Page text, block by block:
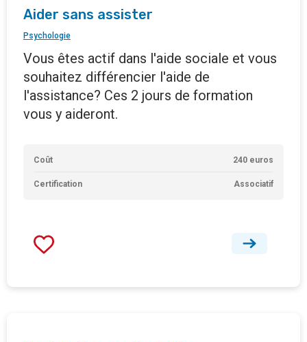
Aider sans assister
Psychologie
Vous êtes actif dans l'aide sociale et vous
souhaitez différencier l'aide de
l'assistance? Ces 2 jours de formation
vous y aideront.
Coût 240 euros
Certification Associatif